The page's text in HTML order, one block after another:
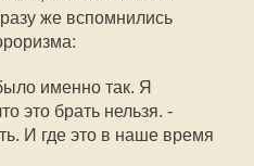
же вспомнились
именно так. Я
это брать нельзя. -
И где это в наше время